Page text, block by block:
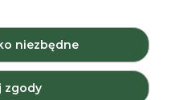
Ecommercy.pl
niezbędne
zgody